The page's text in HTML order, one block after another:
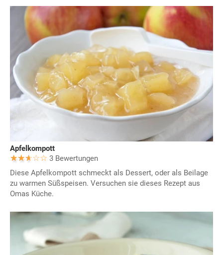
Apfelkompott
3 Bewertungen
Diese Apfelkompott schmeckt als Dessert, oder als Beilage
zu warmen Süßspeisen. Versuchen sie dieses Rezept aus
Omas Küche.